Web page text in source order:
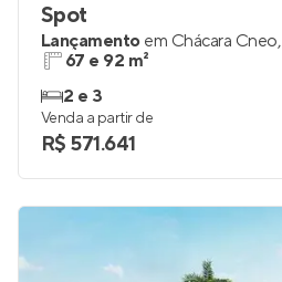
Spot
Lançamento em Chácara Cneo,
67 e 92 m²
2 e 3
Venda a partir de
R$ 571.641